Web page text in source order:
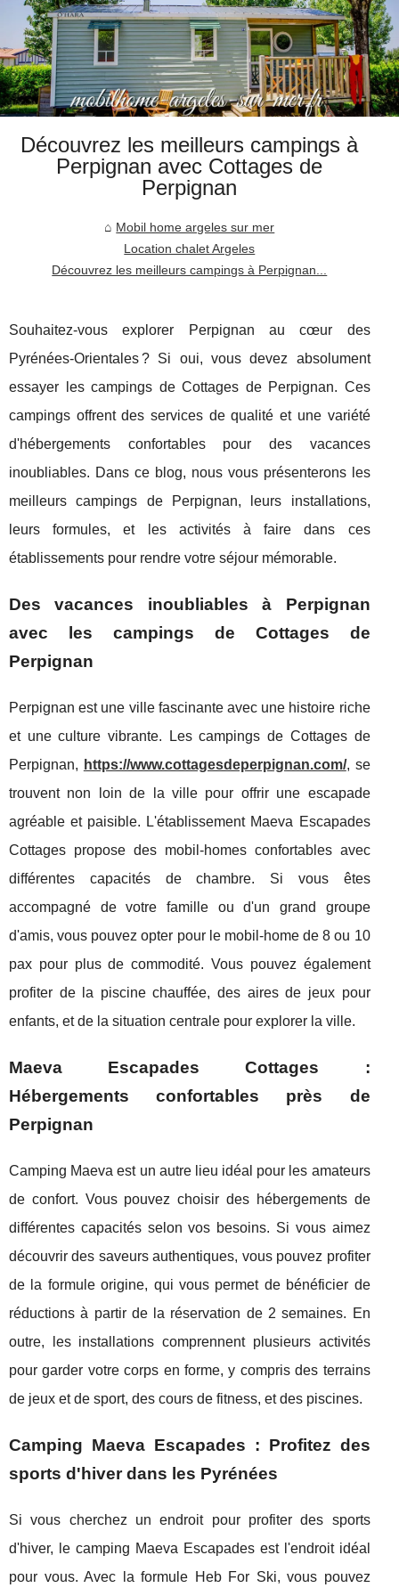
Découvrez les meilleurs campings à
Perpignan avec Cottages de
Perpignan
Mobil home argeles sur mer
Location chalet Argeles
Découvrez les meilleurs campings à Perpignan...
Souhaitez-vous explorer Perpignan au cœur des
Pyrénées-Orientales ? Si oui, vous devez absolument
essayer les campings de Cottages de Perpignan. Ces
campings offrent des services de qualité et une variété
d'hébergements confortables pour des vacances
inoubliables. Dans ce blog, nous vous présenterons les
meilleurs campings de Perpignan, leurs installations,
leurs formules, et les activités à faire dans ces
établissements pour rendre votre séjour mémorable.
Des vacances inoubliables à Perpignan
avec les campings de Cottages de
Perpignan
Perpignan est une ville fascinante avec une histoire riche
et une culture vibrante. Les campings de Cottages de
Perpignan, https://www.cottagesdeperpignan.com/, se
trouvent non loin de la ville pour offrir une escapade
agréable et paisible. L'établissement Maeva Escapades
Cottages propose des mobil-homes confortables avec
différentes capacités de chambre. Si vous êtes
accompagné de votre famille ou d'un grand groupe
d'amis, vous pouvez opter pour le mobil-home de 8 ou 10
pax pour plus de commodité. Vous pouvez également
profiter de la piscine chauffée, des aires de jeux pour
enfants, et de la situation centrale pour explorer la ville.
Maeva Escapades Cottages :
Hébergements confortables près de
Perpignan
Camping Maeva est un autre lieu idéal pour les amateurs
de confort. Vous pouvez choisir des hébergements de
différentes capacités selon vos besoins. Si vous aimez
découvrir des saveurs authentiques, vous pouvez profiter
de la formule origine, qui vous permet de bénéficier de
réductions à partir de la réservation de 2 semaines. En
outre, les installations comprennent plusieurs activités
pour garder votre corps en forme, y compris des terrains
de jeux et de sport, des cours de fitness, et des piscines.
Camping Maeva Escapades : Profitez des
sports d'hiver dans les Pyrénées
Si vous cherchez un endroit pour profiter des sports
d'hiver, le camping Maeva Escapades est l'endroit idéal
pour vous. Avec la formule Heb For Ski, vous pouvez